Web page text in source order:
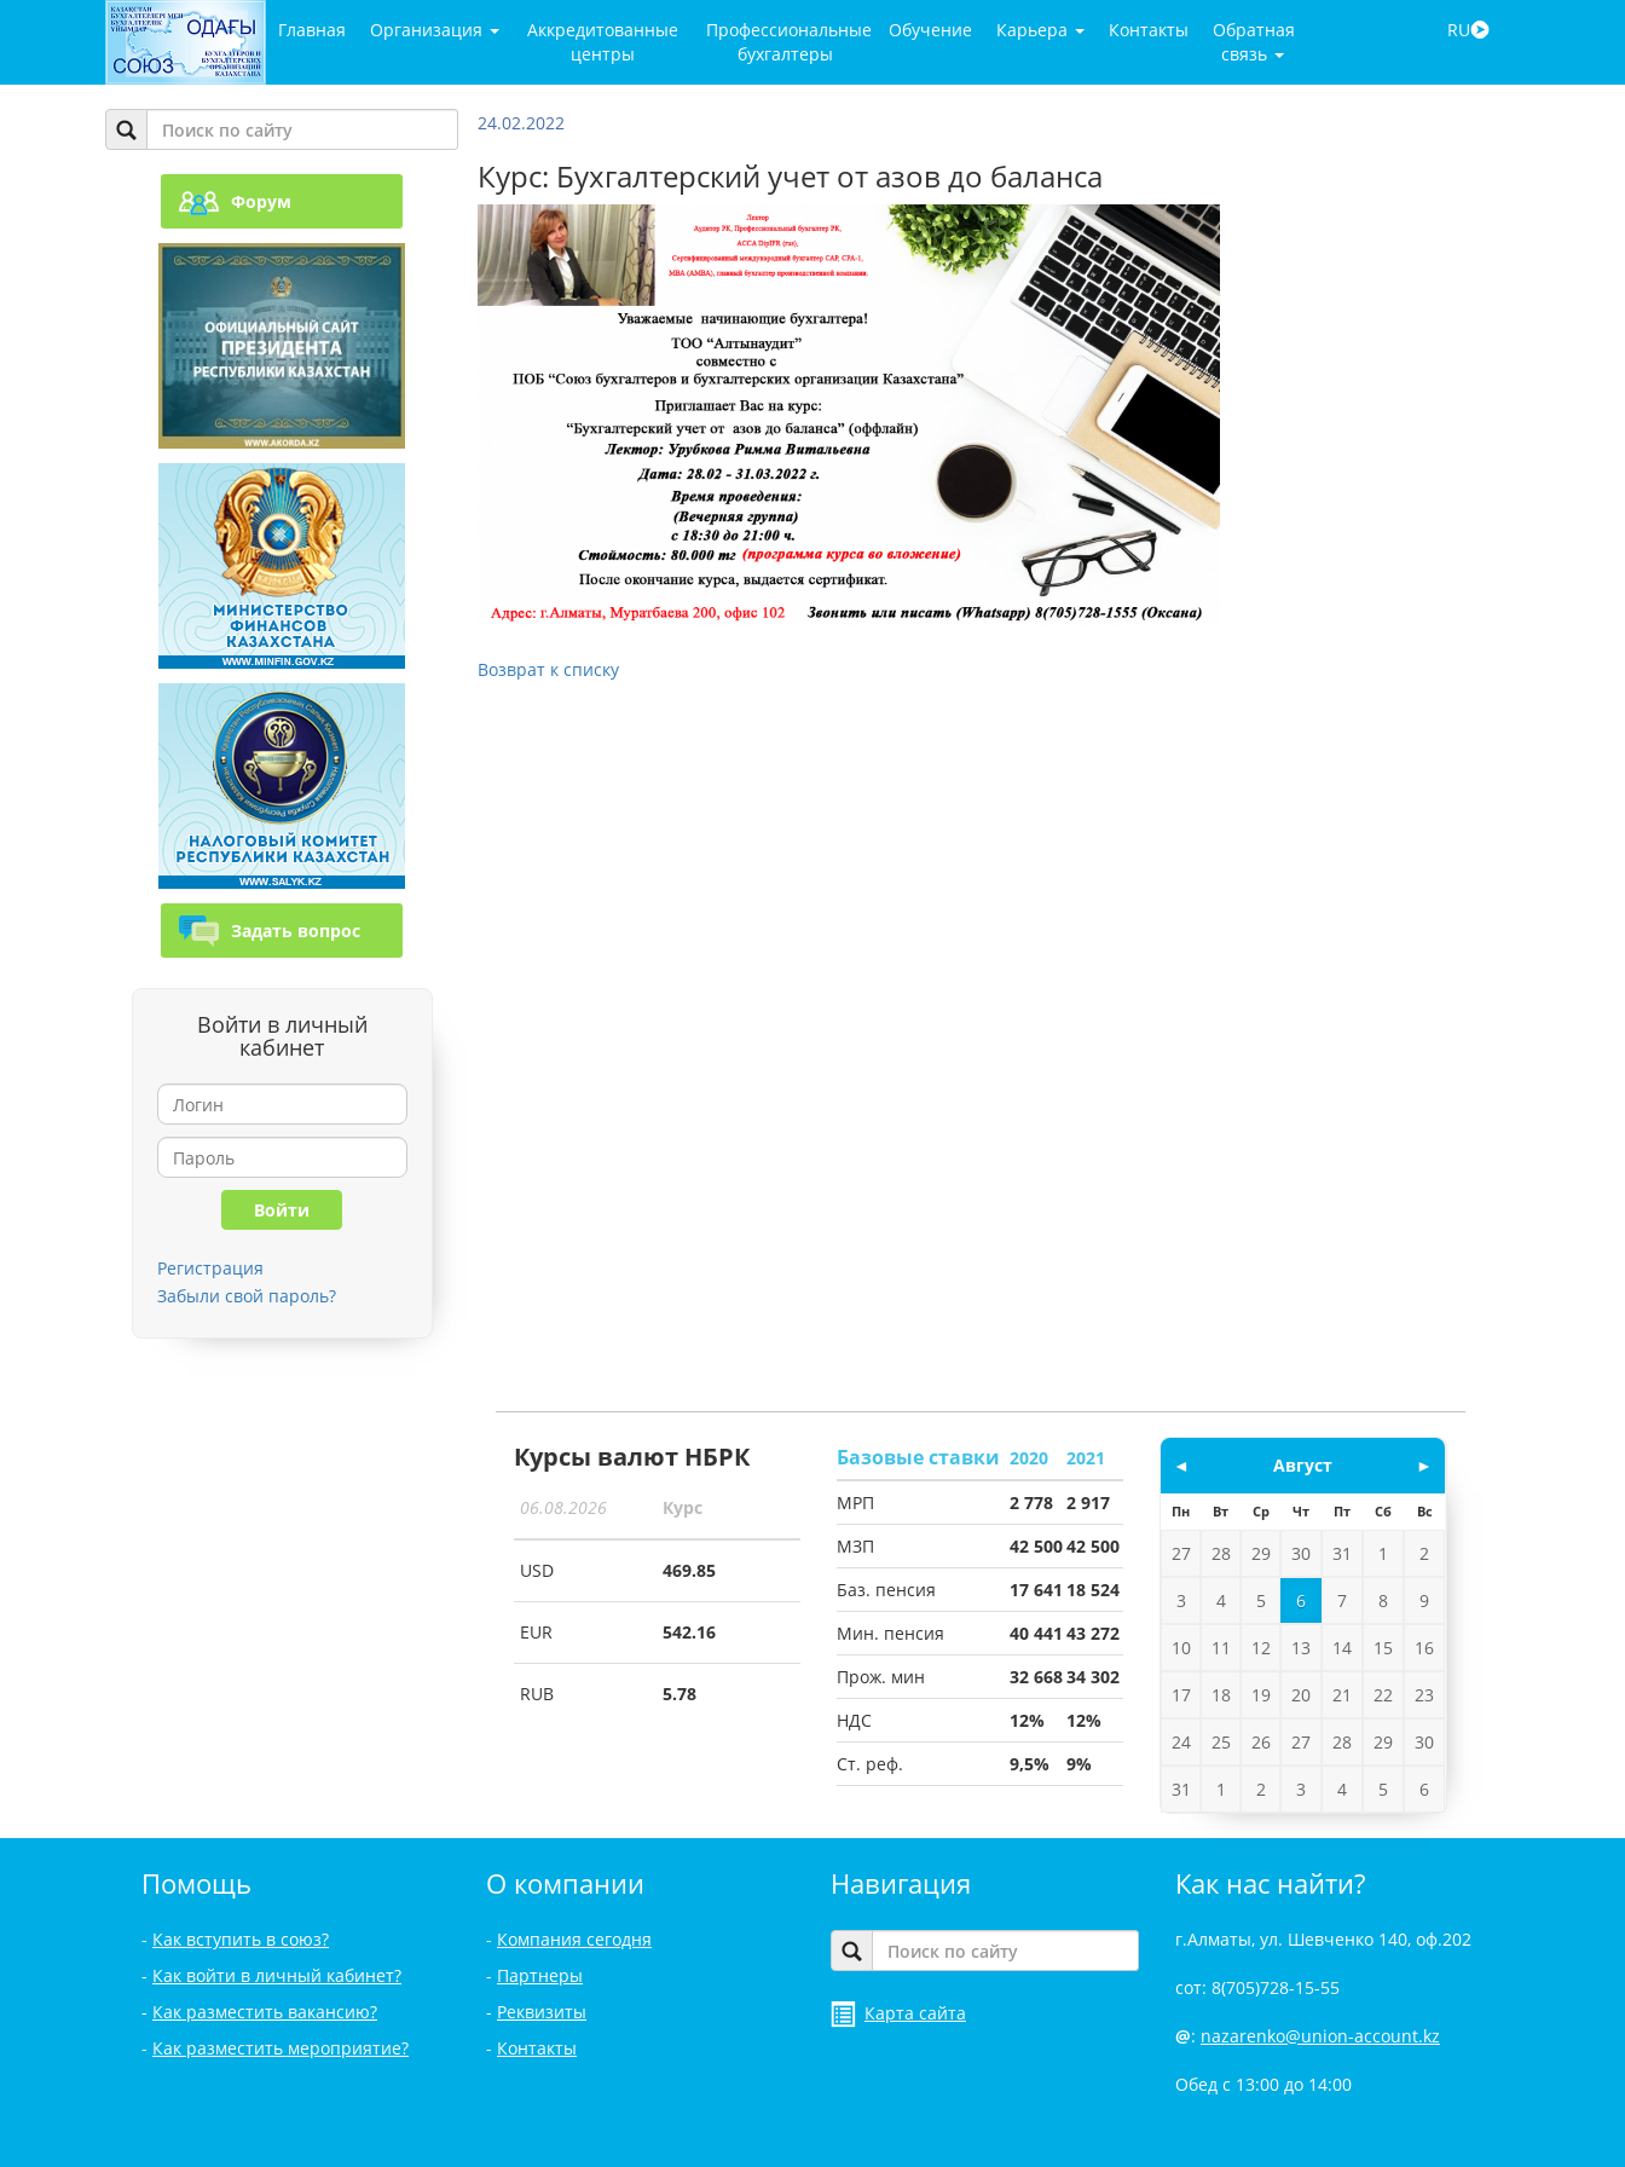
Главная Организация
Аккредитованные
центры
Профессиональные
бухгалтеры
Обучение Карьера Контакты
Обратная
связь
RU
Форум
Задать вопрос
Войти в личный
кабинет
Регистрация
Забыли свой пароль?
24.02.2022
Курс: Бухгалтерский учет от азов до баланса
Возврат к списку
Курсы валют НБРК
06.08.2026 Курс
USD 469.85
EUR 542.16
RUB 5.78
Базовые ставки 2020
2021
МРП
2 778 2 917
МЗП
42 50042 500
Баз. пенсия
17 641 18 524
Мин. пенсия
40 441 43 272
Прож. мин
32 66834 302
НДС
12%
12%
Ст. реф.
9,5% 9%
◄ ►
Август
Пн Вт Ср Чт Пт Сб Вс
27 28 29 30 31 1 2
3 4 5 6 7 8 9
10 11 12 13 14 15 16
17 18 19 20 21 22 23
24 25 26 27 28 29 30
31 1 2 3 4 5 6
Помощь
Как вступить в союз?
Как войти в личный кабинет?
Как разместить вакансию?
Как разместить мероприятие?
О компании
Компания сегодня
Партнеры
Реквизиты
Контакты
Навигация
Карта сайта
Как нас найти?
г.Алматы, ул. Шевченко 140, оф.202
сот: 8(705)728-15-55
@: nazarenko@union-account.kz
Обед с 13:00 до 14:00